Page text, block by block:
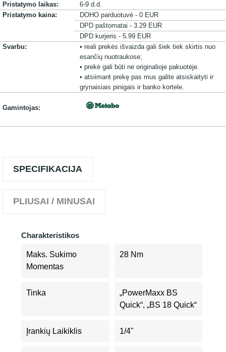
Pristatymo laikas:
6-9 d.d.
Pristatymo kaina:
DOHO parduotuvė - 0 EUR
DPD paštomatai - 3.29 EUR
DPD kurjeris - 5.99 EUR
Svarbu:
• reali prekės išvaizda gali šiek tiek skirtis nuo
esančių nuotraukose;
• prekė gali būti ne originalioje pakuotėje.
• atsiimant prekę pas mus galite atsiskaityti ir
grynaisiais pinigais ir banko kortele.
Gamintojas:
SPECIFIKACIJA
PLIUSAI / MINUSAI
Charakteristikos
Maks. Sukimo
Momentas
28 Nm
Tinka
„PowerMaxx BS
Quick“, „BS 18 Quick“
Įrankių Laikiklis 1/4"